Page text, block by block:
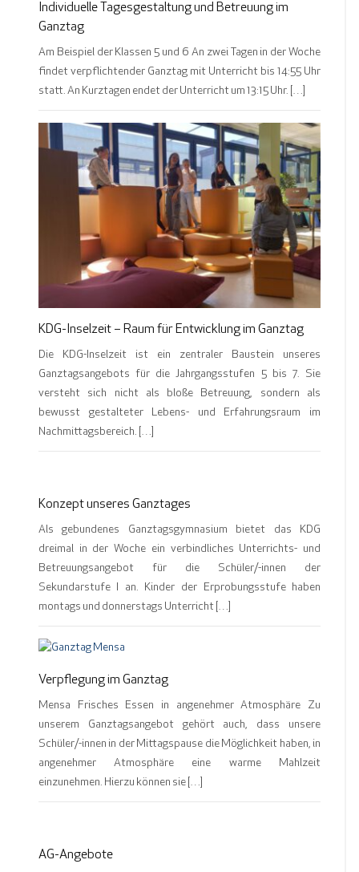
Individuelle Tagesgestaltung und Betreuung im
Ganztag
Am Beispiel der Klassen 5 und 6 An zwei Tagen in der Woche
findet verpflichtender Ganztag mit Unterricht bis 14:55 Uhr
statt. An Kurztagen endet der Unterricht um 13:15 Uhr. […]
KDG-Inselzeit – Raum für Entwicklung im Ganztag
Die KDG-Inselzeit ist ein zentraler Baustein unseres
Ganztagsangebots für die Jahrgangsstufen 5 bis 7. Sie
versteht sich nicht als bloße Betreuung, sondern als
bewusst gestalteter Lebens- und Erfahrungsraum im
Nachmittagsbereich. […]
Konzept unseres Ganztages
Als gebundenes Ganztagsgymnasium bietet das KDG
dreimal in der Woche ein verbindliches Unterrichts- und
Betreuungsangebot für die Schüler/-innen der
Sekundarstufe I an. Kinder der Erprobungsstufe haben
montags und donnerstags Unterricht […]
Verpflegung im Ganztag
Mensa Frisches Essen in angenehmer Atmosphäre Zu
unserem Ganztagsangebot gehört auch, dass unsere
Schüler/-innen in der Mittagspause die Möglichkeit haben, in
angenehmer Atmosphäre eine warme Mahlzeit
einzunehmen. Hierzu können sie […]
AG-Angebote